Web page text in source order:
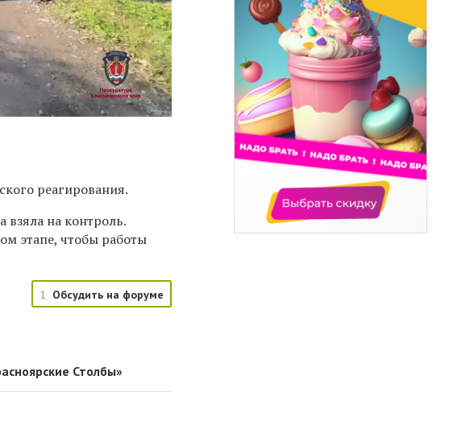
реагирования.
взяла на контроль.
этапе, чтобы работы
1 Обсудить на форуме
Столбы»